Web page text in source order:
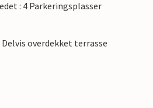
: 4 Parkeringsplasser
overdekket terrasse